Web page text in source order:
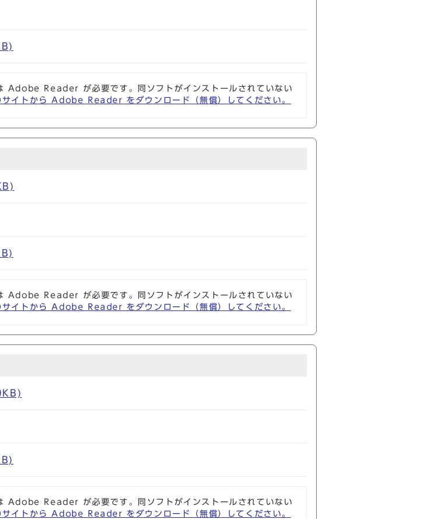
Adobe Reader が必要です。同ソフトがインストールされていない
イトから Adobe Reader をダウンロード（無償）してください。
Adobe Reader が必要です。同ソフトがインストールされていない
イトから Adobe Reader をダウンロード（無償）してください。
Adobe Reader が必要です。同ソフトがインストールされていない
イトから Adobe Reader をダウンロード（無償）してください。